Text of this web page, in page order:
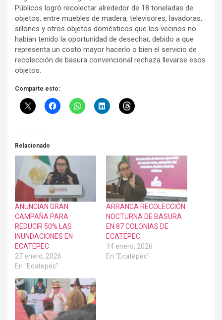
Públicos logró recolectar alrededor de 18 toneladas de
objetos, entre muebles de madera, televisores, lavadoras,
sillones y otros objetos domésticos que los vecinos no
habían tenido la oportunidad de desechar, debido a que
representa un costo mayor hacerlo o bien el servicio de
recolección de basura convencional rechaza llevarse esos
objetos.
Comparte esto:
Relacionado
ANUNCIAN GRAN
CAMPAÑA PARA
REDUCIR 50% LAS
INUNDACIONES EN
ECATEPEC
27 enero, 2026
En "Ecatepec"
ARRANCA RECOLECCIÓN
NOCTURNA DE BASURA
EN 87 COLONIAS DE
ECATEPEC
14 enero, 2026
En "Ecatepec"